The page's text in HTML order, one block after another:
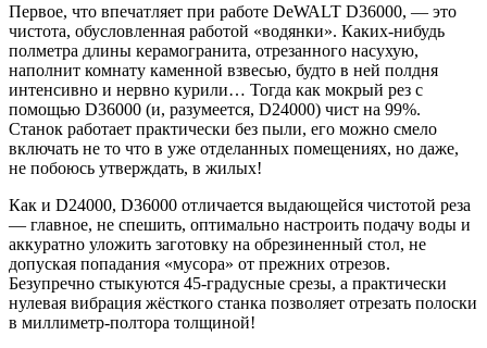
Первое, что впечатляет при работе DeWALT D36000, — это
чистота, обусловленная работой «водянки». Каких-нибудь
полметра длины керамогранита, отрезанного насухую,
наполнит комнату каменной взвесью, будто в ней полдня
интенсивно и нервно курили… Тогда как мокрый рез с
помощью D36000 (и, разумеется, D24000) чист на 99%.
Станок работает практически без пыли, его можно смело
включать не то что в уже отделанных помещениях, но даже,
не побоюсь утверждать, в жилых!
Как и D24000, D36000 отличается выдающейся чистотой реза
— главное, не спешить, оптимально настроить подачу воды и
аккуратно уложить заготовку на обрезиненный стол, не
допуская попадания «мусора» от прежних отрезов.
Безупречно стыкуются 45-градусные срезы, а практически
нулевая вибрация жёсткого станка позволяет отрезать полоски
в миллиметр-полтора толщиной!